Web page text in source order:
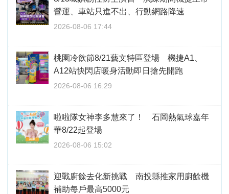
營運、車站只進不出、行動網路降速
2026-08-06 17:44
桃園冷飲節8/21藝文特區登場 機捷A1、
A12站快閃店暖身活動即日搶先開跑
2026-08-06 16:29
啦啦隊女神李多慧來了！ 石岡熱氣球嘉年
華8/22起登場
2026-08-06 15:02
迎戰廚餘去化新挑戰 南投縣推家用廚餘機
補助每戶最高5000元